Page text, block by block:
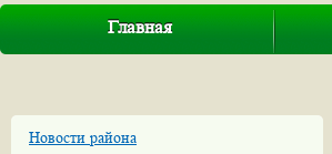
Главная
Новости района